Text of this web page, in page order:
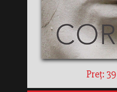
Preț: